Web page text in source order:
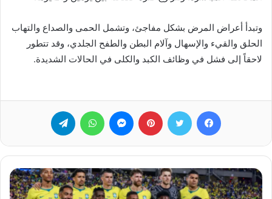
وتبدأ أعراض المرض بشكل مفاجئ، وتشمل الحمى والصداع والتهاب
الحلق والقيء والإسهال وآلام البطن والطفح الجلدي، وقد تتطور
لاحقاً إلى فشل في وظائف الكبد والكلى في الحالات الشديدة.
فيسبوك تويتر بينتيريست ماسنجر واتساب